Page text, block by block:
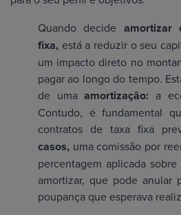
Quando decide amortizar
fixa, está a reduzir o seu
um impacto direto no
pagar ao longo do tempo.
de umaamortização: a
Contudo, é fundamental
contratos de taxa fixa
casos, uma comissão por
percentagem aplicada
amortizar, que pode anular
poupança que esperava